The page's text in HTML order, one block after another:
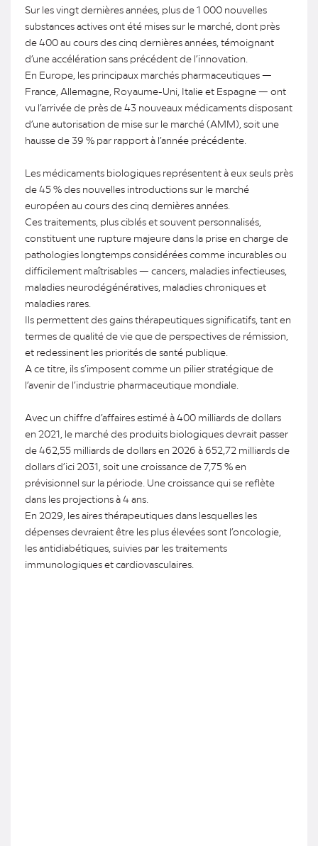
Sur les vingt dernières années, plus de 1 000 nouvelles
substances actives ont été mises sur le marché, dont près
de 400 au cours des cinq dernières années, témoignant
d’une accélération sans précédent de l’innovation.
En Europe, les principaux marchés pharmaceutiques —
France, Allemagne, Royaume-Uni, Italie et Espagne — ont
vu l’arrivée de près de 43 nouveaux médicaments disposant
d’une autorisation de mise sur le marché (AMM), soit une
hausse de 39 % par rapport à l’année précédente.
Les médicaments biologiques représentent à eux seuls près
de 45 % des nouvelles introductions sur le marché
européen au cours des cinq dernières années.
Ces traitements, plus ciblés et souvent personnalisés,
constituent une rupture majeure dans la prise en charge de
pathologies longtemps considérées comme incurables ou
difficilement maîtrisables — cancers, maladies infectieuses,
maladies neurodégénératives, maladies chroniques et
maladies rares.
Ils permettent des gains thérapeutiques significatifs, tant en
termes de qualité de vie que de perspectives de rémission,
et redessinent les priorités de santé publique.
A ce titre, ils s’imposent comme un pilier stratégique de
l’avenir de l’industrie pharmaceutique mondiale.
Avec un chiffre d’affaires estimé à 400 milliards de dollars
en 2021, le marché des produits biologiques devrait passer
de 462,55 milliards de dollars en 2026 à 652,72 milliards de
dollars d’ici 2031, soit une croissance de 7,75 % en
prévisionnel sur la période. Une croissance qui se reflète
dans les projections à 4 ans.
En 2029, les aires thérapeutiques dans lesquelles les
dépenses devraient être les plus élevées sont l’oncologie,
les antidiabétiques, suivies par les traitements
immunologiques et cardiovasculaires.